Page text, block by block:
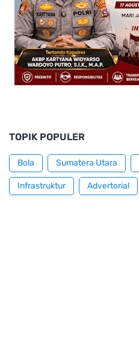
TOPIK POPULER
Bola Sumatera Utara
Infrastruktur Advertorial